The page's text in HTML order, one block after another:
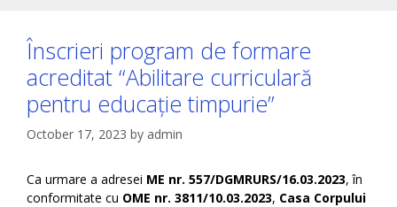
Înscrieri program de formare
acreditat “Abilitare curriculară
pentru educație timpurie”
October 17, 2023 by admin
Ca urmare a adresei ME nr. 557/DGMRURS/16.03.2023, în
conformitate cu OME nr. 3811/10.03.2023, Casa Corpului